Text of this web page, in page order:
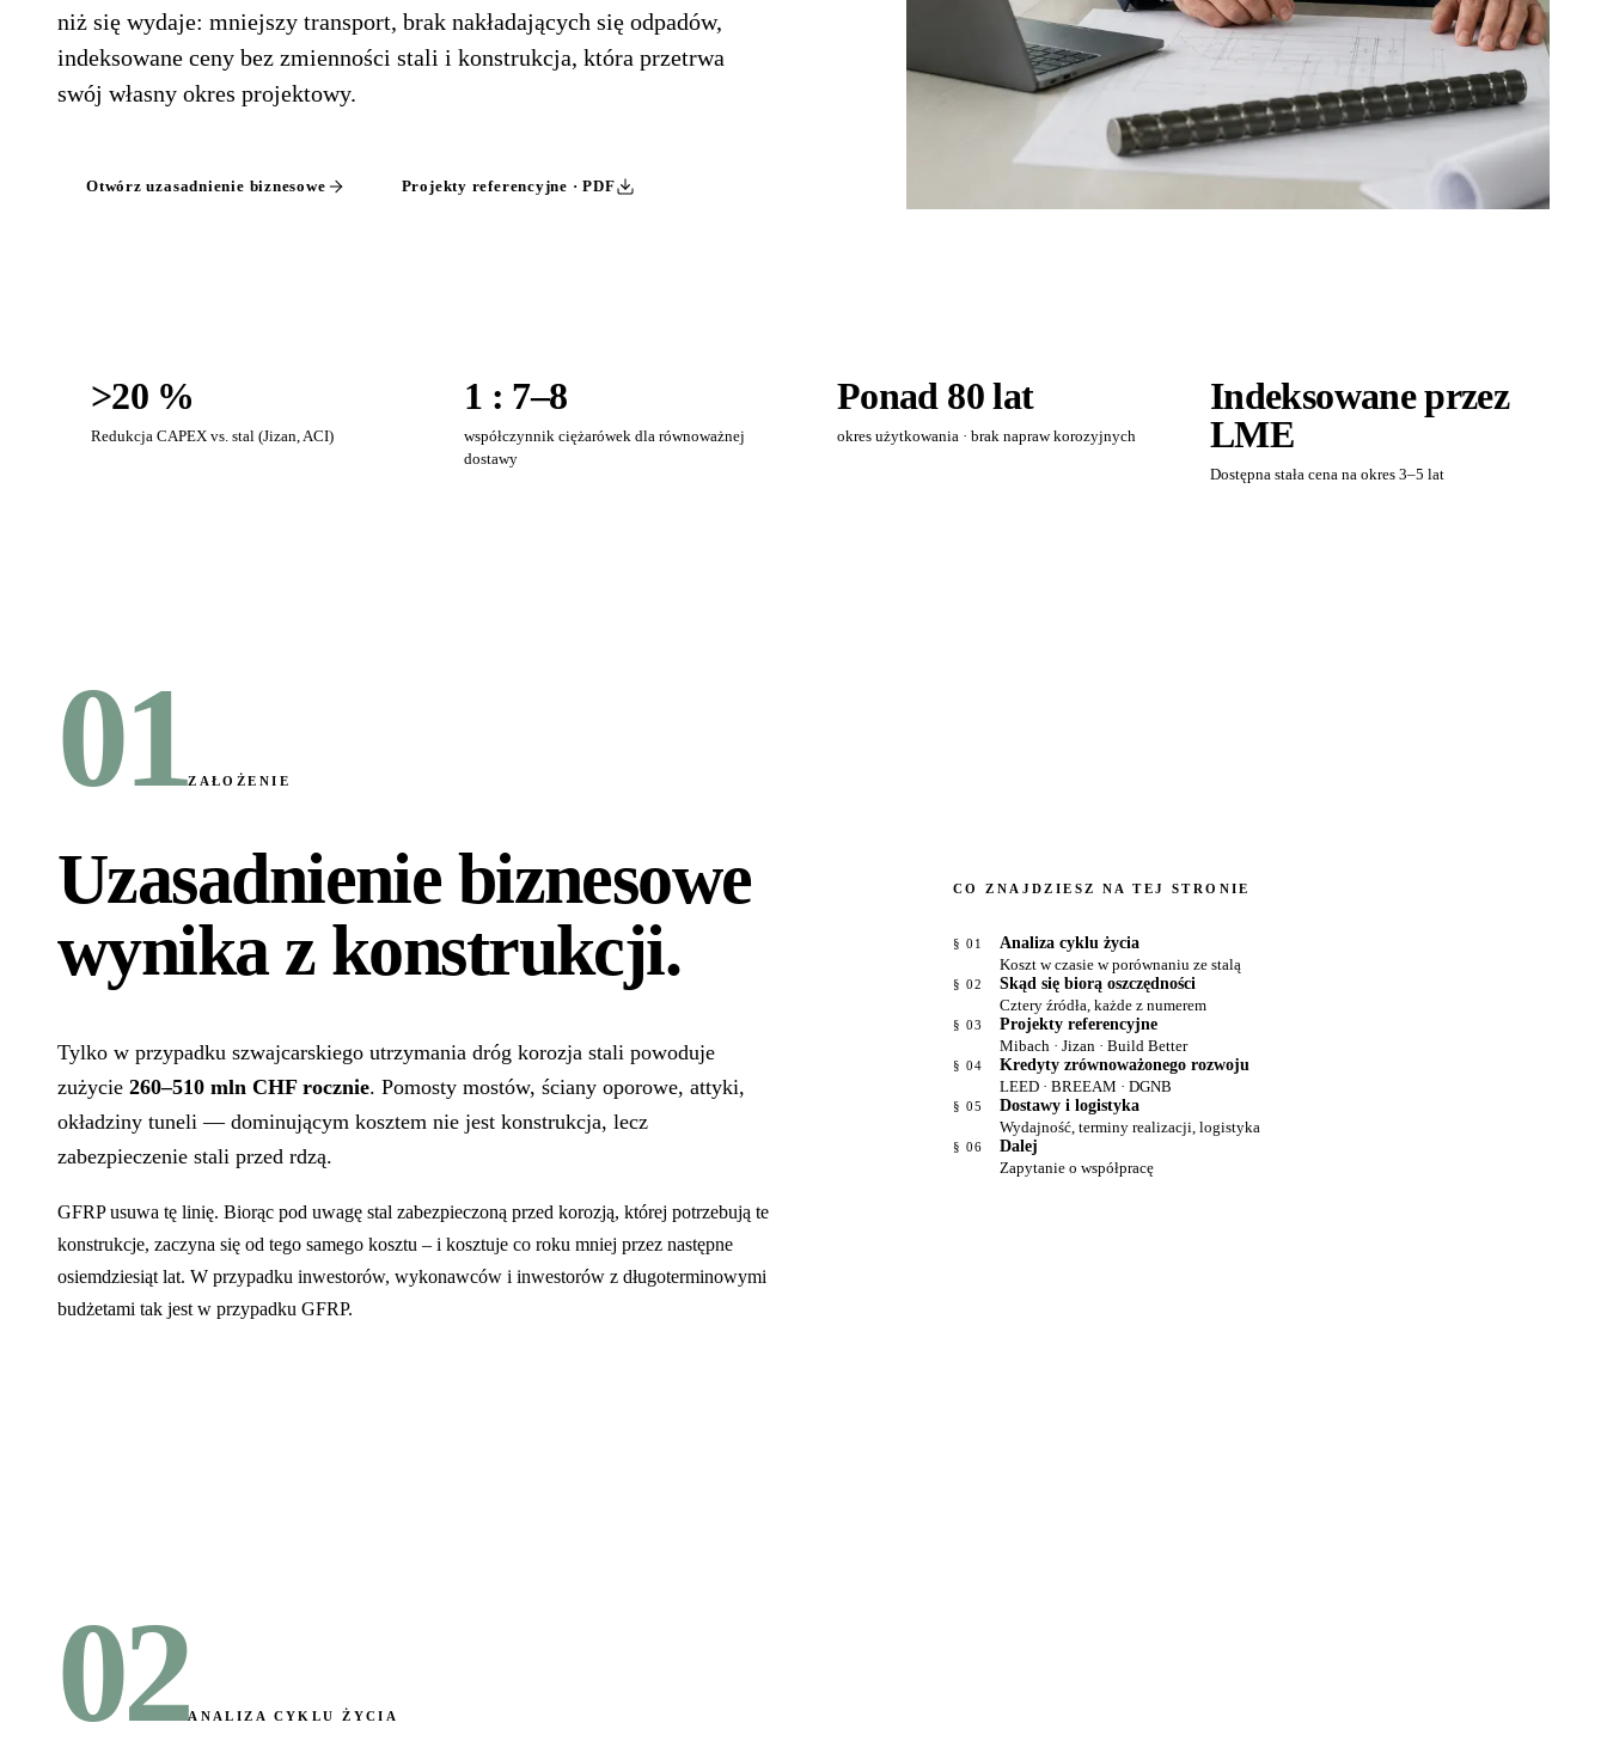
niż się wydaje: mniejszy transport, brak nakładających się odpadów,
indeksowane ceny bez zmienności stali i konstrukcja, która przetrwa
swój własny okres projektowy.
Otwórz uzasadnienie biznesowe Projekty referencyjne · PDF
>20 %
Redukcja CAPEX vs. stal (Jizan, ACI)
1 : 7–8
współczynnik ciężarówek dla równoważnej
dostawy
Ponad 80 lat
okres użytkowania · brak napraw korozyjnych
Indeksowane przez
LME
Dostępna stała cena na okres 3–5 lat
01ZAŁOŻENIE
Uzasadnienie biznesowe
wynika z konstrukcji.
Tylko w przypadku szwajcarskiego utrzymania dróg korozja stali powoduje
zużycie 260–510 mln CHF rocznie. Pomosty mostów, ściany oporowe, attyki,
okładziny tuneli — dominującym kosztem nie jest konstrukcja, lecz
zabezpieczenie stali przed rdzą.
GFRP usuwa tę linię. Biorąc pod uwagę stal zabezpieczoną przed korozją, której potrzebują te
konstrukcje, zaczyna się od tego samego kosztu – i kosztuje co roku mniej przez następne
osiemdziesiąt lat. W przypadku inwestorów, wykonawców i inwestorów z długoterminowymi
budżetami tak jest w przypadku GFRP.
CO ZNAJDZIESZ NA TEJ STRONIE
§ 01
Analiza cyklu życia
Koszt w czasie w porównaniu ze stalą
§ 02
Skąd się biorą oszczędności
Cztery źródła, każde z numerem
§ 03
Projekty referencyjne
Mibach · Jizan · Build Better
§ 04
Kredyty zrównoważonego rozwoju
LEED · BREEAM · DGNB
§ 05
Dostawy i logistyka
Wydajność, terminy realizacji, logistyka
§ 06
Dalej
Zapytanie o współpracę
02ANALIZA CYKLU ŻYCIA